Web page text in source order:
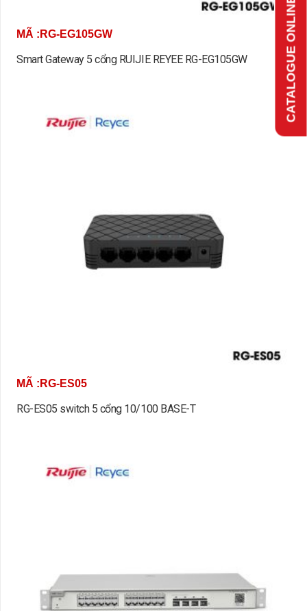
MÃ :RG-EG105GW
Smart Gateway 5 cổng RUIJIE REYEE RG-EG105GW
MÃ :RG-ES05
RG-ES05 switch 5 cổng 10/100 BASE-T
CATALOGUE ONLINE